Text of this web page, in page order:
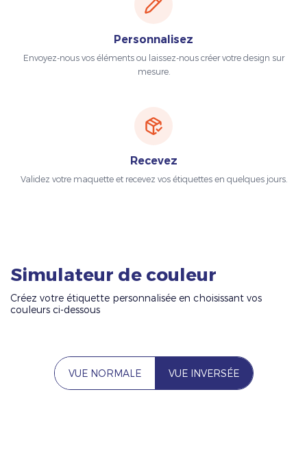
Personnalisez
Envoyez-nous vos éléments ou laissez-nous créer votre design sur
mesure.
Recevez
Validez votre maquette et recevez vos étiquettes en quelques jours.
Simulateur de couleur
Créez votre étiquette personnalisée en choisissant vos
couleurs ci-dessous
VUE NORMALE VUE INVERSÉE